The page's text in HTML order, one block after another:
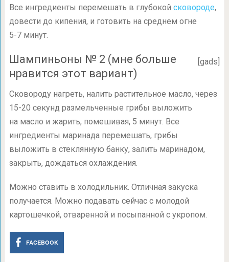
Все ингредиенты перемешать в глубокой сковороде,
довести до кипения, и готовить на среднем огне
5-7 минут.
[gads]
Шампиньоны № 2 (мне больше
нравится этот вариант)
Сковороду нагреть, налить растительное масло, через
15-20 секунд размельченные грибы выложить
на масло и жарить, помешивая, 5 минут. Все
ингредиенты маринада перемешать, грибы
выложить в стеклянную банку, залить маринадом,
закрыть, дождаться охлаждения.
Можно ставить в холодильник. Отличная закуска
получается. Можно подавать сейчас с молодой
картошечкой, отваренной и посыпанной с укропом.
FACEBOOK